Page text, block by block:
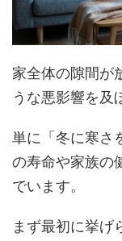
家全体の隙間が
うな悪影響を及
単に「冬に寒さ
の寿命や家族の
でいます。
まず最初に挙げ